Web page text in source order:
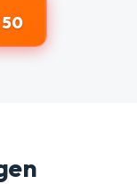
50